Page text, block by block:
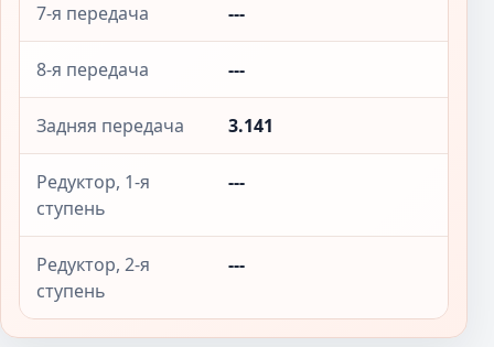
7-я передача ---
8-я передача ---
Задняя передача 3.141
Редуктор, 1-я
ступень
---
Редуктор, 2-я
ступень
---